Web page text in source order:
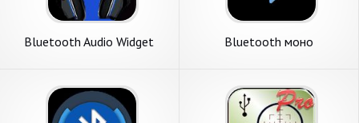
Bluetooth Audio Widget
Bluetooth моно